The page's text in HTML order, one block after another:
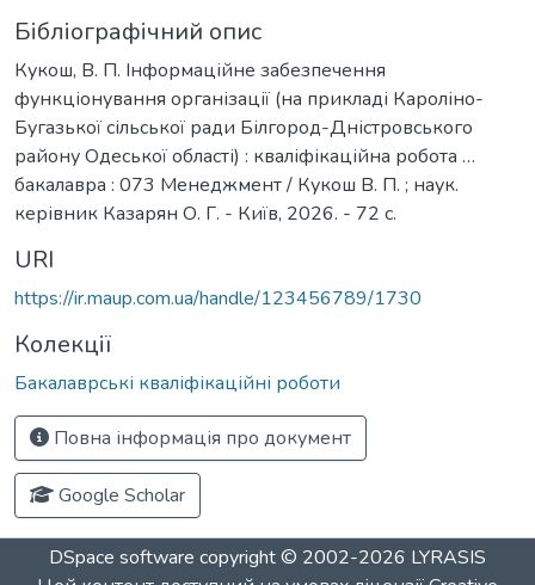
Бібліографічний опис
Кукош, В. П. Інформаційне забезпечення
функціонування організації (на прикладі Кароліно-
Бугазької сільської ради Білгород-Дністровського
району Одеської області) : кваліфікаційна робота …
бакалавра : 073 Менеджмент / Кукош В. П. ; наук.
керівник Казарян О. Г. - Київ, 2026. - 72 с.
URI
https://ir.maup.com.ua/handle/123456789/1730
Колекції
Бакалаврські кваліфікаційні роботи
Повна інформація про документ
Google Scholar
DSpace software copyright © 2002-2026 LYRASIS